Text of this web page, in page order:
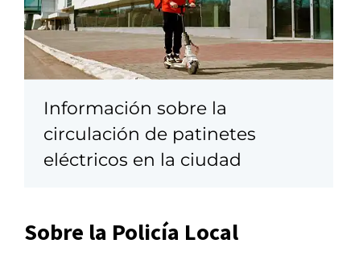
Información sobre la
circulación de patinetes
eléctricos en la ciudad
Sobre la Policía Local